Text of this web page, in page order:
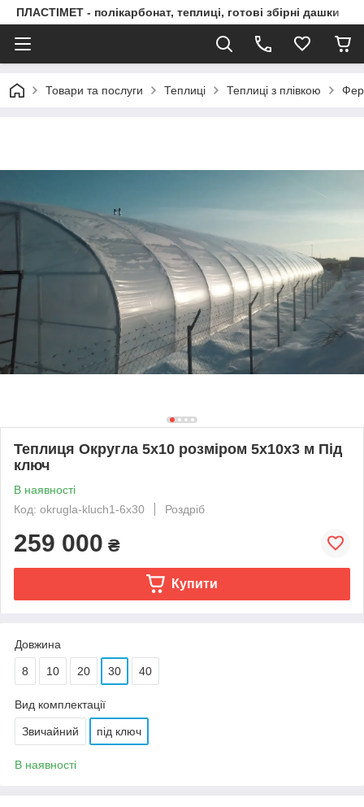
ПЛАСТІМЕТ - полікарбонат, теплиці, готові збірні дашки
Товари та послуги Теплиці Теплиці з плівкою
Теплиця Округла 5x10 розміром 5х10х3 м Під
ключ
В наявності
Код: okrugla-kluch1-6x30
Роздріб
259 000 ₴
Купити
Довжина
8 10 20 30 40
Вид комплектації
Звичайний під ключ
В наявності